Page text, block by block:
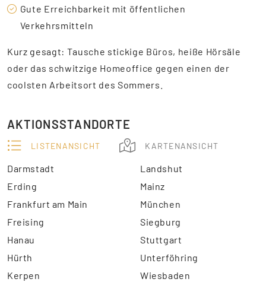
Gute Erreichbarkeit mit öffentlichen
Verkehrsmitteln
Kurz gesagt: Tausche stickige Büros, heiße Hörsäle
oder das schwitzige Homeoffice gegen einen der
coolsten Arbeitsort des Sommers.
AKTIONSSTANDORTE
LISTENANSICHT KARTENANSICHT
Darmstadt
Erding
Frankfurt am Main
Freising
Hanau
Hürth
Kerpen
Landshut
Mainz
München
Siegburg
Stuttgart
Unterföhring
Wiesbaden